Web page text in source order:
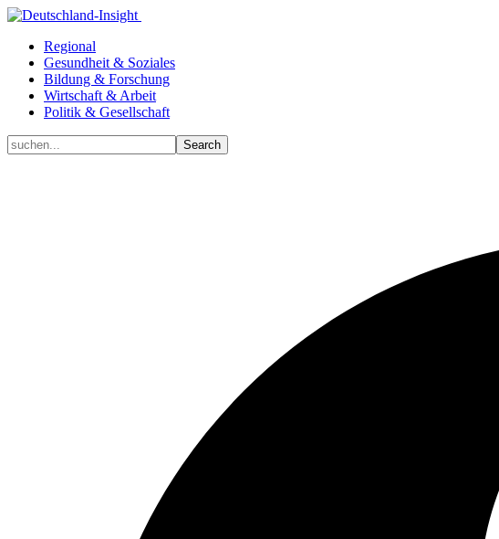
Regional
Gesundheit & Soziales
Bildung & Forschung
Wirtschaft & Arbeit
Politik & Gesellschaft